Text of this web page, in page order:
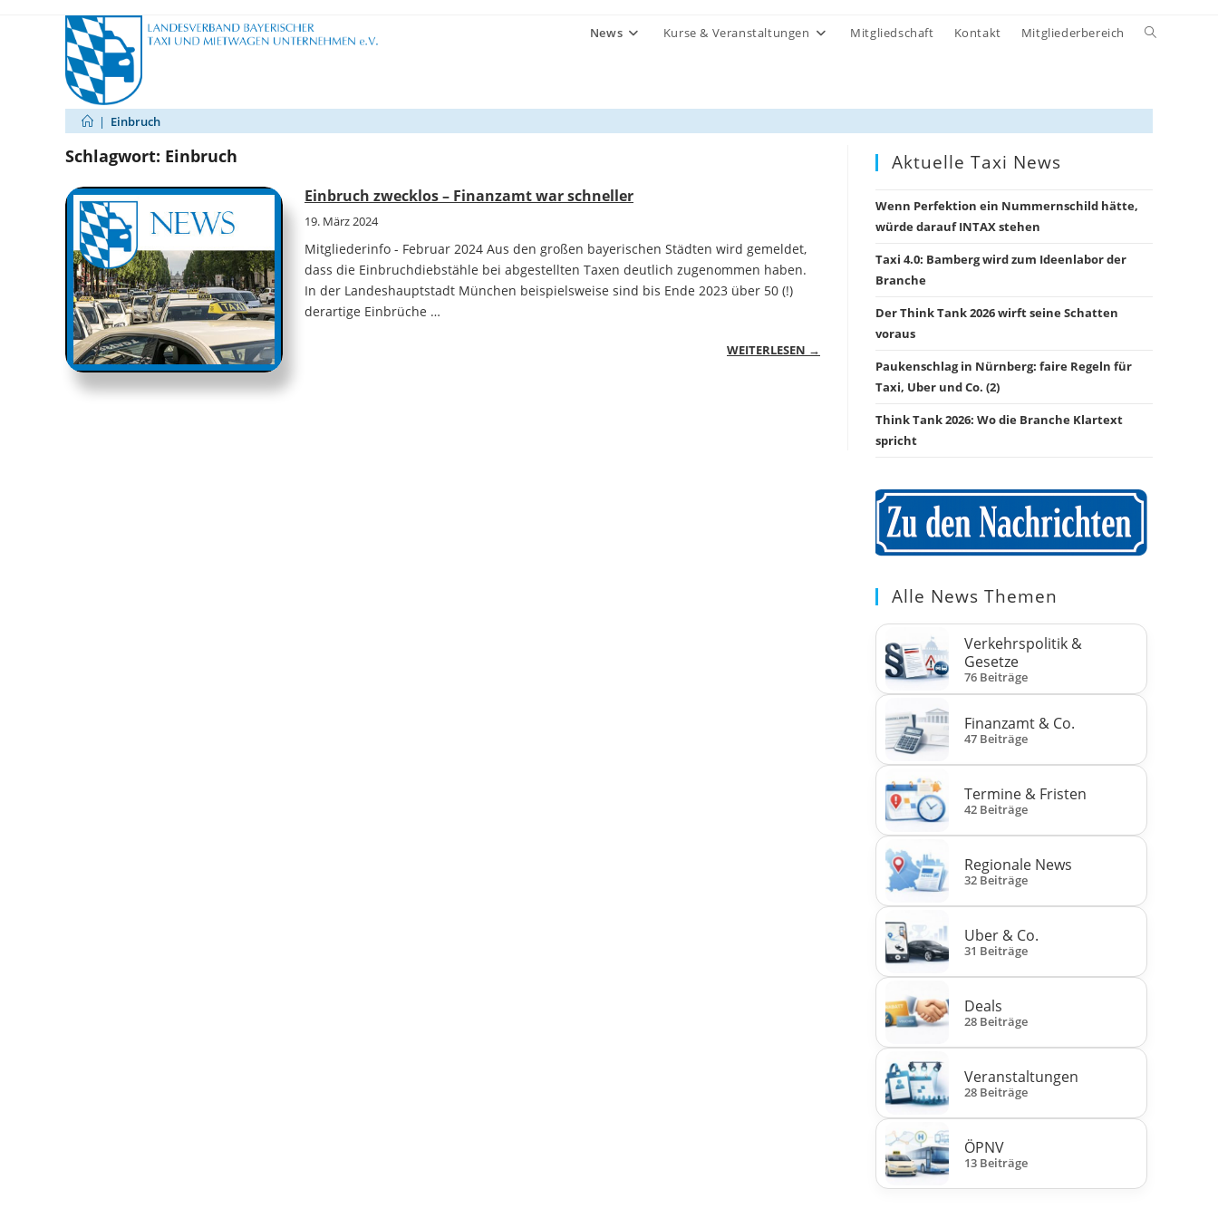
News Kurse & Veranstaltungen Mitgliedschaft Kontakt Mitgliederbereich
Website-
| Einbruch
Schlagwort: Einbruch
Einbruch zwecklos – Finanzamt war schneller
19. März 2024
Mitgliederinfo - Februar 2024 Aus den großen bayerischen Städten wird gemeldet,
dass die Einbruchdiebstähle bei abgestellten Taxen deutlich zugenommen haben.
In der Landeshauptstadt München beispielsweise sind bis Ende 2023 über 50 (!)
derartige Einbrüche …
WEITERLESEN →
Aktuelle Taxi News
Wenn Perfektion ein Nummernschild hätte,
würde darauf INTAX stehen
Taxi 4.0: Bamberg wird zum Ideenlabor der
Branche
Der Think Tank 2026 wirft seine Schatten
voraus
Paukenschlag in Nürnberg: faire Regeln für
Taxi, Uber und Co. (2)
Think Tank 2026: Wo die Branche Klartext
spricht
Alle News Themen
Verkehrspolitik &
Gesetze
76 Beiträge
Finanzamt & Co.
47 Beiträge
Termine & Fristen
42 Beiträge
Regionale News
32 Beiträge
Uber & Co.
31 Beiträge
Deals
28 Beiträge
Veranstaltungen
28 Beiträge
ÖPNV
13 Beiträge